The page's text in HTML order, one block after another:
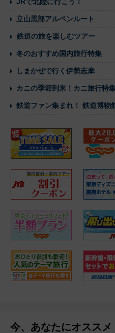
立山黒部アルペンルート
鉄道の旅を楽しむツアー
冬のおすすめ国内旅行特集
しまかぜで行く伊勢志摩
カニの季節到来！カニ旅行特集
鉄道ファン集まれ！ 鉄道博物
今、あなたにオススメ